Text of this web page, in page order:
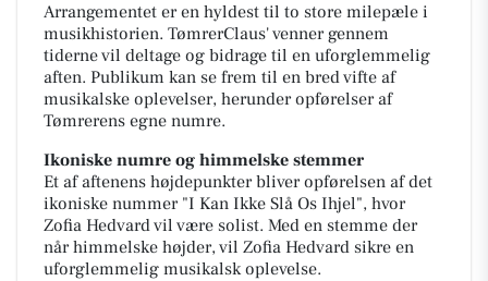
Arrangementet er en hyldest til to store milepæle i
musikhistorien. TømrerClaus' venner gennem
tiderne vil deltage og bidrage til en uforglemmelig
aften. Publikum kan se frem til en bred vifte af
musikalske oplevelser, herunder opførelser af
Tømrerens egne numre.
Ikoniske numre og himmelske stemmer
Et af aftenens højdepunkter bliver opførelsen af det
ikoniske nummer "I Kan Ikke Slå Os Ihjel", hvor
Zofia Hedvard vil være solist. Med en stemme der
når himmelske højder, vil Zofia Hedvard sikre en
uforglemmelig musikalsk oplevelse.